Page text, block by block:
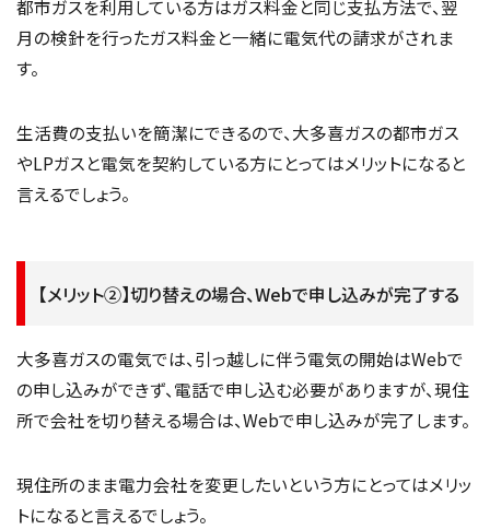
都市ガスを利用している方はガス料金と同じ支払方法で、翌
月の検針を行ったガス料金と一緒に電気代の請求がされま
す。
生活費の支払いを簡潔にできるので、大多喜ガスの都市ガス
やLPガスと電気を契約している方にとってはメリットになると
言えるでしょう。
【メリット②】切り替えの場合、Webで申し込みが完了する
大多喜ガスの電気では、引っ越しに伴う電気の開始はWebで
の申し込みができず、電話で申し込む必要がありますが、現住
所で会社を切り替える場合は、Webで申し込みが完了します。
現住所のまま電力会社を変更したいという方にとってはメリッ
トになると言えるでしょう。